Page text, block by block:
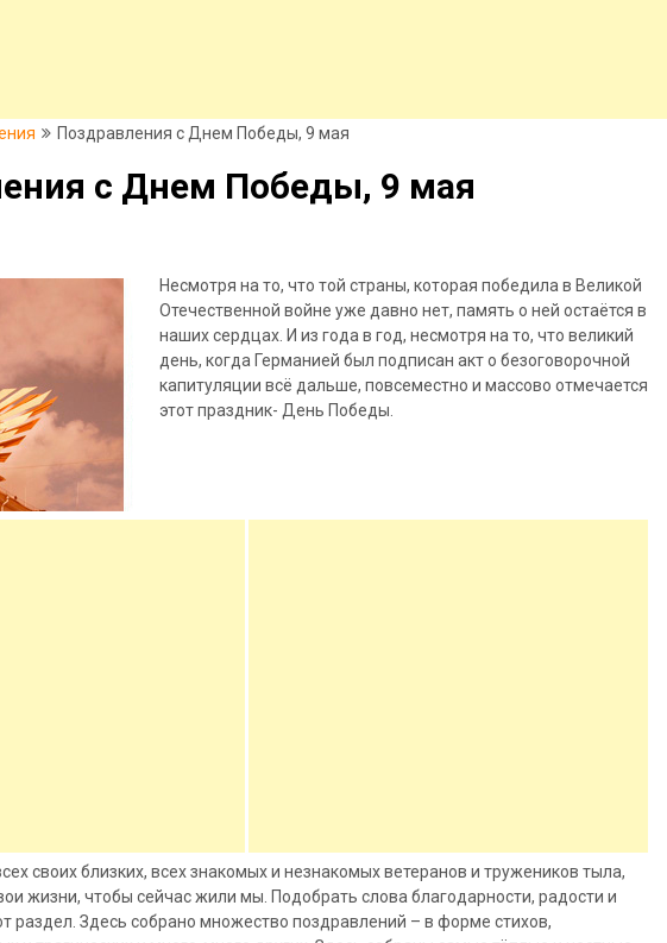
Поздравления с Днем Победы, 9 мая
с Днем Победы, 9 мая
Несмотря на то, что той страны, которая победила в Великой
Отечественной войне уже давно нет, память о ней остаётся в
наших сердцах. И из года в год, несмотря на то, что великий
день, когда Германией был подписан акт о безоговорочной
капитуляции всё дальше, повсеместно и массово отмечается
этот праздник- День Победы.
своих близких, всех знакомых и незнакомых ветеранов и тружеников тыла,
жизни, чтобы сейчас жили мы. Подобрать слова благодарности, радости и
раздел. Здесь собрано множество поздравлений – в форме стихов,